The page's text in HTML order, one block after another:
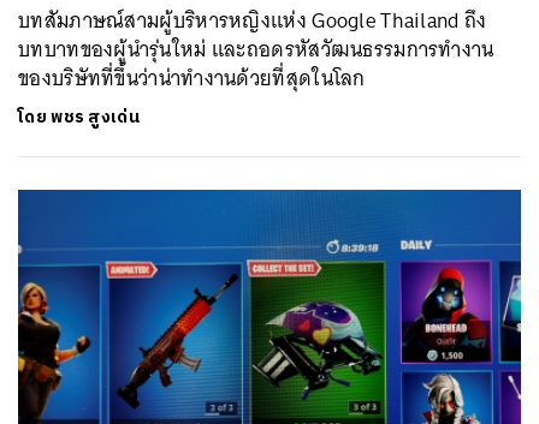
บทสัมภาษณ์สามผู้บริหารหญิงแห่ง Google Thailand ถึง
บทบาทของผู้นำรุ่นใหม่ และถอดรหัสวัฒนธรรมการทำงาน
ของบริษัทที่ขึ้นว่าน่าทำงานด้วยที่สุดในโลก
โดยพชร สูงเด่น